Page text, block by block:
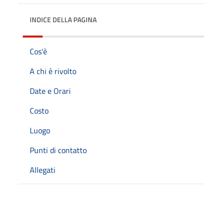
INDICE DELLA PAGINA
Cos'è
A chi è rivolto
Date e Orari
Costo
Luogo
Punti di contatto
Allegati